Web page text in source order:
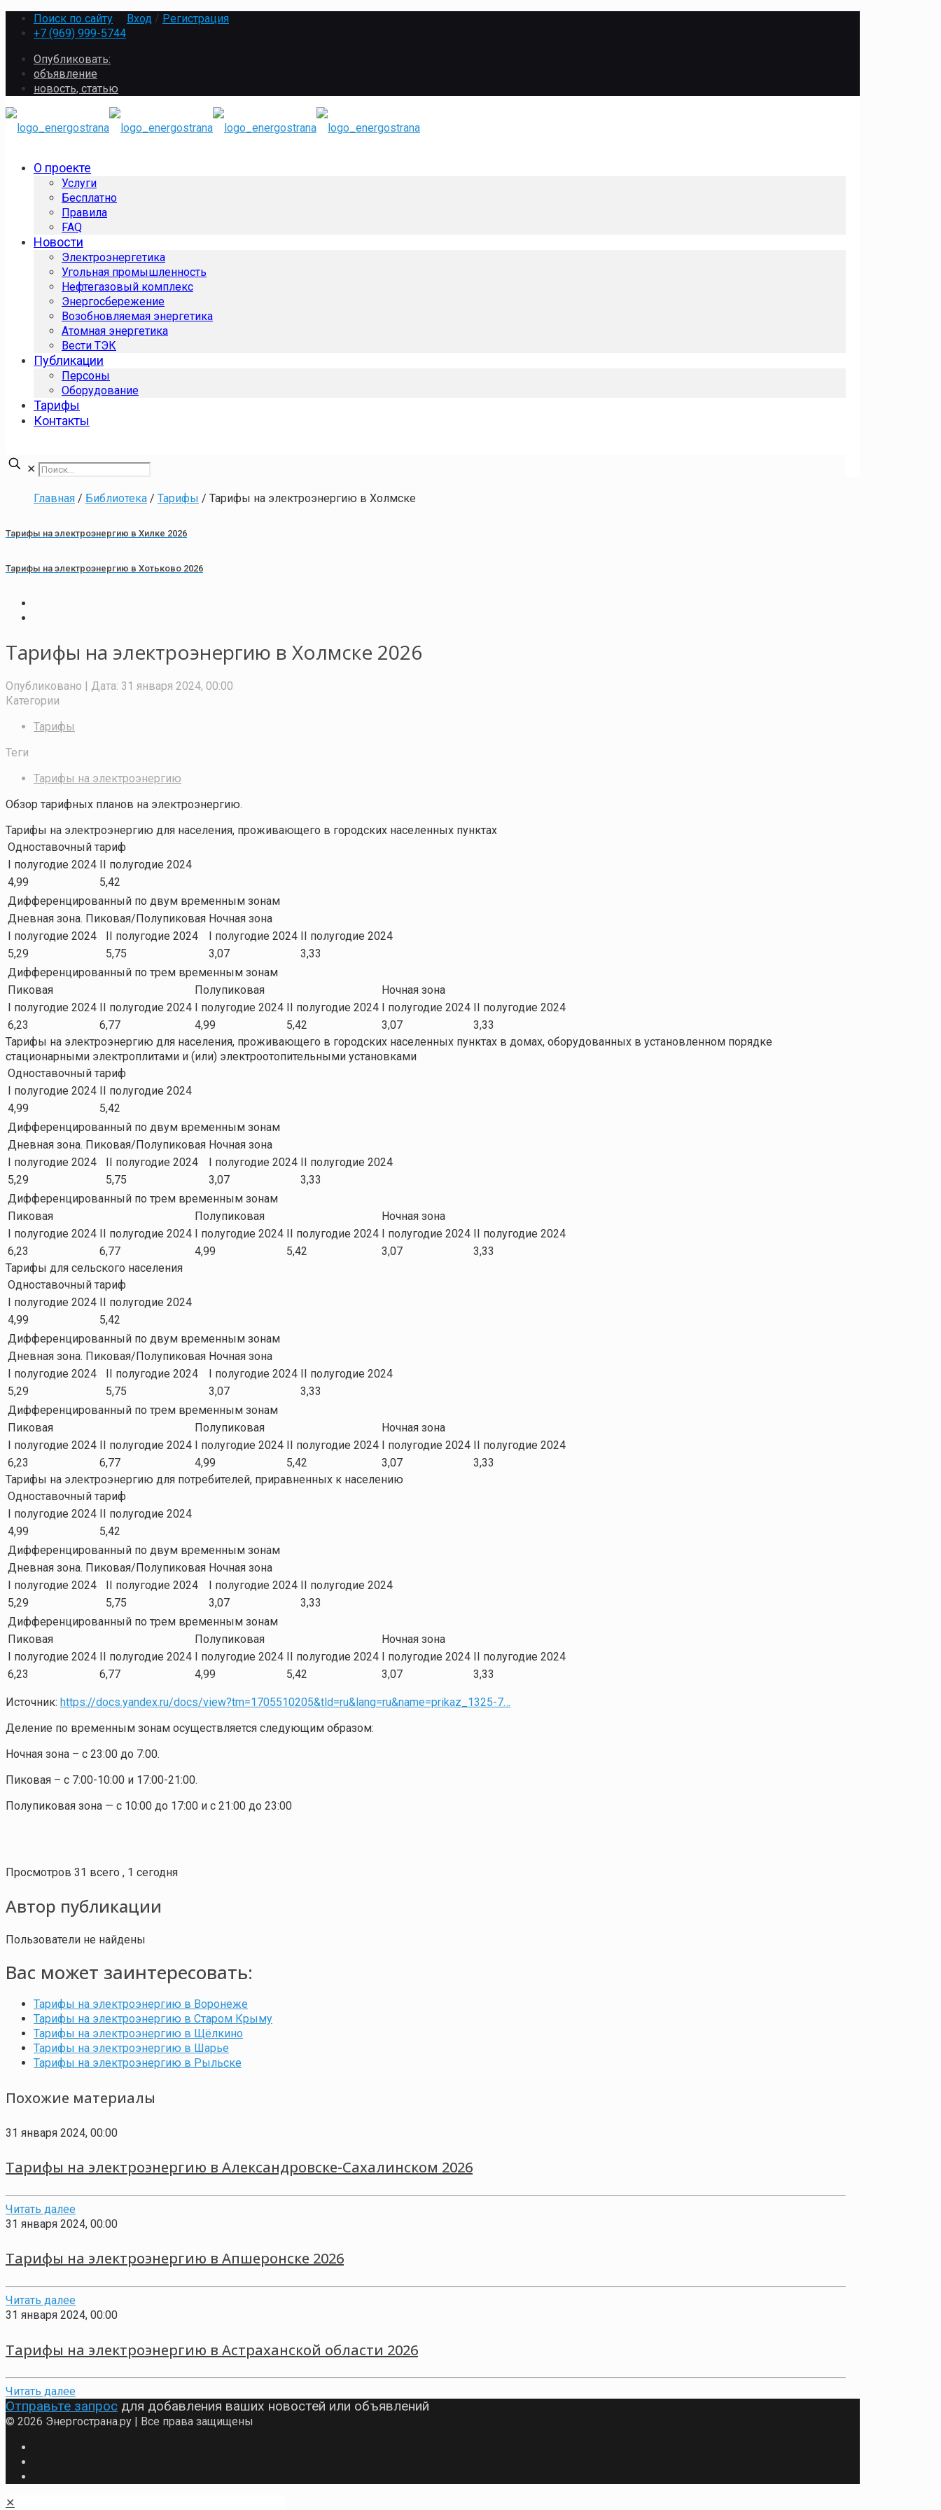
Поиск по сайту Вход / Регистрация
+7 (969) 999-5744
Опубликовать:
объявление
новость, статью
О проекте
Услуги
Бесплатно
Правила
FAQ
Новости
Электроэнергетика
Угольная промышленность
Нефтегазовый комплекс
Энергосбережение
Возобновляемая энергетика
Атомная энергетика
Вести ТЭК
Публикации
Персоны
Оборудование
Тарифы
Контакты
✕
Главная / Библиотека / Тарифы / Тарифы на электроэнергию в Холмске
Тарифы на электроэнергию в Хилке 2026
Тарифы на электроэнергию в Хотьково 2026
Тарифы на электроэнергию в Холмске 2026
Опубликовано | Дата: 31 января 2024, 00:00
Категории
Тарифы
Теги
Тарифы на электроэнергию
Обзор тарифных планов на электроэнергию.
Тарифы на электроэнергию для населения, проживающего в городских населенных пунктах
Одноставочный тариф
I полугодие 2024
II полугодие 2024
4,99
5,42
Дифференцированный по двум временным зонам
Дневная зона. Пиковая/Полупиковая Ночная зона
I полугодие 2024
II полугодие 2024 I полугодие 2024
II полугодие 2024
5,29
5,75 3,07
3,33
Дифференцированный по трем временным зонам
Пиковая
Полупиковая
Ночная зона
I полугодие 2024
II полугодие 2024 I полугодие 2024 II полугодие 2024 I полугодие 2024
II полугодие 2024
6,23
6,77 4,99 5,42 3,07
3,33
Тарифы на электроэнергию для населения, проживающего в городских населенных пунктах в домах, оборудованных в установленном порядке
стационарными электроплитами и (или) электроотопительными установками
Одноставочный тариф
I полугодие 2024
II полугодие 2024
4,99
5,42
Дифференцированный по двум временным зонам
Дневная зона. Пиковая/Полупиковая Ночная зона
I полугодие 2024
II полугодие 2024 I полугодие 2024
II полугодие 2024
5,29
5,75 3,07
3,33
Дифференцированный по трем временным зонам
Пиковая
Полупиковая
Ночная зона
I полугодие 2024
II полугодие 2024 I полугодие 2024 II полугодие 2024 I полугодие 2024
II полугодие 2024
6,23
6,77 4,99 5,42 3,07
3,33
Тарифы для сельского населения
Одноставочный тариф
I полугодие 2024
II полугодие 2024
4,99
5,42
Дифференцированный по двум временным зонам
Дневная зона. Пиковая/Полупиковая Ночная зона
I полугодие 2024
II полугодие 2024 I полугодие 2024
II полугодие 2024
5,29
5,75 3,07
3,33
Дифференцированный по трем временным зонам
Пиковая
Полупиковая
Ночная зона
I полугодие 2024
II полугодие 2024 I полугодие 2024 II полугодие 2024 I полугодие 2024
II полугодие 2024
6,23
6,77 4,99 5,42 3,07
3,33
Тарифы на электроэнергию для потребителей, приравненных к населению
Одноставочный тариф
I полугодие 2024
II полугодие 2024
4,99
5,42
Дифференцированный по двум временным зонам
Дневная зона. Пиковая/Полупиковая Ночная зона
I полугодие 2024
II полугодие 2024 I полугодие 2024
II полугодие 2024
5,29
5,75 3,07
3,33
Дифференцированный по трем временным зонам
Пиковая
Полупиковая
Ночная зона
I полугодие 2024
II полугодие 2024 I полугодие 2024 II полугодие 2024 I полугодие 2024
II полугодие 2024
6,23
6,77 4,99 5,42 3,07 3,33
Источник: https://docs.yandex.ru/docs/view?tm=1705510205&tld=ru&lang=ru&name=prikaz_1325-7…
Деление по временным зонам осуществляется следующим образом:
Ночная зона – с 23:00 до 7:00.
Пиковая – с 7:00-10:00 и 17:00-21:00.
Полупиковая зона — с 10:00 до 17:00 и с 21:00 до 23:00
Просмотров 31 всего , 1 сегодня
Автор публикации
Пользователи не найдены
Вас может заинтересовать:
Тарифы на электроэнергию в Воронеже
Тарифы на электроэнергию в Старом Крыму
Тарифы на электроэнергию в Щёлкино
Тарифы на электроэнергию в Шарье
Тарифы на электроэнергию в Рыльске
Похожие материалы
31 января 2024, 00:00
Тарифы на электроэнергию в Александровске-Сахалинском 2026
Читать далее
31 января 2024, 00:00
Тарифы на электроэнергию в Апшеронске 2026
Читать далее
31 января 2024, 00:00
Тарифы на электроэнергию в Астраханской области 2026
Читать далее
Отправьте запрос для добавления ваших новостей или объявлений
© 2026 Энергострана.ру | Все права защищены
✕